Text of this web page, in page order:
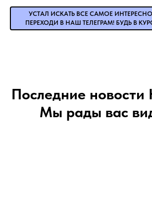
УСТАЛ ИСКАТЬ ВСЕ САМОЕ
ПЕРЕХОДИ В НАШ ТЕЛЕГРАМ! БУДЬ В
Последние новости
Мы рады вас